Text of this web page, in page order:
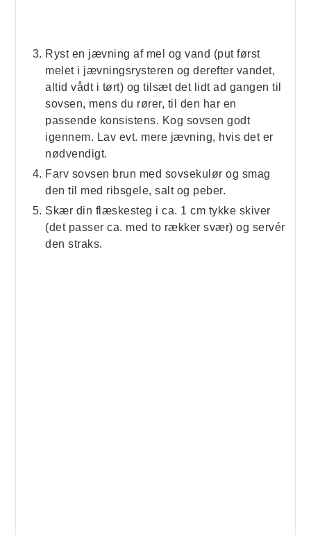
Ryst en jævning af mel og vand (put først
melet i jævningsrysteren og derefter vandet,
altid vådt i tørt) og tilsæt det lidt ad gangen til
sovsen, mens du rører, til den har en
passende konsistens. Kog sovsen godt
igennem. Lav evt. mere jævning, hvis det er
nødvendigt.
Farv sovsen brun med sovsekulør og smag
den til med ribsgele, salt og peber.
Skær din flæskesteg i ca. 1 cm tykke skiver
(det passer ca. med to rækker svær) og servér
den straks.